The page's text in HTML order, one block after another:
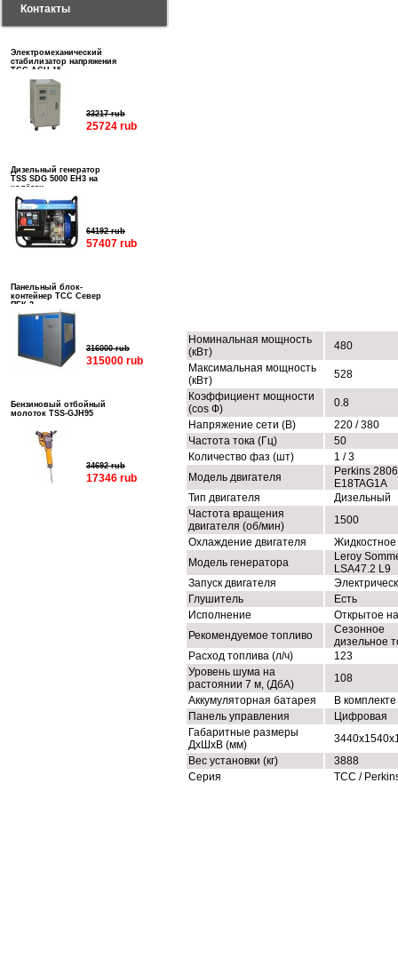
Контакты
Электромеханический
стабилизатор напряжения
ТСС АСН-15
33217 rub
25724 rub
Дизельный генератор
TSS SDG 5000 EH3 на
колёсах
64192 rub
57407 rub
Панельный блок-
контейнер ТСС Север
ПБК-3
316000 rub
315000 rub
Бензиновый отбойный
молоток TSS-GJH95
34692 rub
17346 rub
Номинальная мощность
(кВт)
480
Максимальная мощность
(кВт)
528
Коэффициент мощности
(cos Ф)
0.8
Напряжение сети (В)
220 / 380
Частота тока (Гц)
50
Количество фаз (шт)
1 / 3
Модель двигателя
Perkins
E18TAG1A
Тип двигателя
Дизельный
Частота вращения
двигателя (об/мин)
1500
Охлаждение двигателя
Жидкостное
Модель генератора
Leroy
LSA47.2 L9
Запуск двигателя
Глушитель
Есть
Исполнение
Открытое
Рекомендуемое топливо
Сезонное
дизельное
Расход топлива (л/ч)
123
Уровень шума на
растоянии 7 м, (ДбА)
108
Аккумуляторная батарея
В комплекте
Панель управления
Цифровая
Габаритные размеры
ДхШхВ (мм)
Вес установки (кг)
3888
Серия
ТСС /